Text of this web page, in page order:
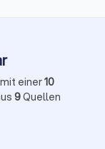
einer10
9Quellen